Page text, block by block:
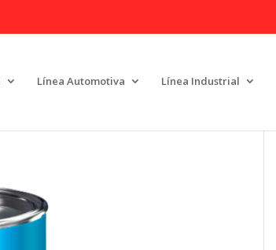
Línea Automotiva Línea Industrial